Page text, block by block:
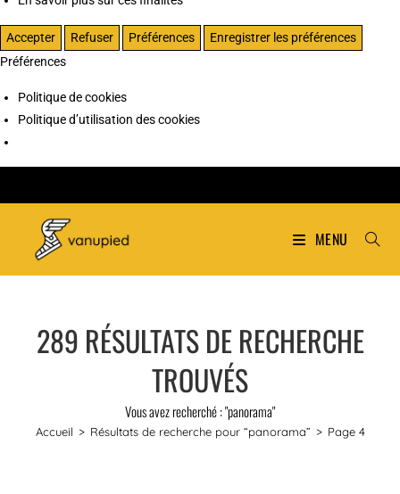
Accepter Refuser Préférences
Enregistrer les préférences
Préférences
Politique de cookies
Politique d’utilisation des cookies
MENU
289 RÉSULTATS DE RECHERCHE
TROUVÉS
Vous avez recherché : "panorama"
Accueil > Résultats de recherche pour“panorama” > Page 4